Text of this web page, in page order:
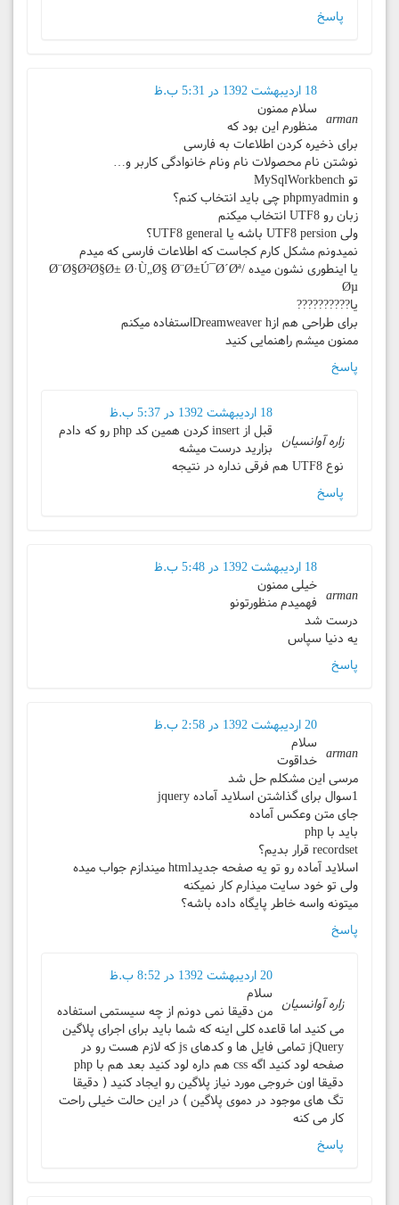
پاسخ
arman
18 اردیبهشت 1392 در 5:31 ب.ظ
سلام ممنون
منظورم این بود که
برای ذخیره کردن اطلاعات به فارسی
نوشتن نام محصولات نام ونام خانوادگی کاربر و…
تو MySqlWorkbench
و phpmyadmin چی باید انتخاب کنم؟
زبان رو UTF8 انتخاب میکنم
ولی UTF8 persion باشه یا UTF8 general؟
نمیدونم مشکل کارم کجاست که اطلاعات فارسی که میدم
یا اینطوری نشون میده Ø¨Ø§Ø²Ø§Ø± Ø·Ù„Ø§ Ø¨Ø±Ú¯Ø´Øª/
Øµ
یا??????????
برای طراحی هم ازDreamweaver hاستفاده میکنم
ممنون میشم راهنمایی کنید
پاسخ
زاره آوانسیان
18 اردیبهشت 1392 در 5:37 ب.ظ
قبل از insert کردن همین کد php رو که دادم
بزارید درست میشه
نوع UTF8 هم فرقی نداره در نتیجه
پاسخ
arman
18 اردیبهشت 1392 در 5:48 ب.ظ
خیلی ممنون
فهمیدم منظورتونو
درست شد
یه دنیا سپاس
پاسخ
arman
20 اردیبهشت 1392 در 2:58 ب.ظ
سلام
خداقوت
مرسی این مشکلم حل شد
1سوال برای گذاشتن اسلاید آماده jquery
جای متن وعکس آماده
باید با php
recordset قرار بدیم؟
اسلاید آماده رو تو یه صفحه جدیدhtml میندازم جواب میده
ولی تو خود سایت میذارم کار نمیکنه
میتونه واسه خاطر پایگاه داده باشه؟
پاسخ
زاره آوانسیان
20 اردیبهشت 1392 در 8:52 ب.ظ
سلام
من دقیقا نمی دونم از چه سیستمی استفاده
می کنید اما قاعده کلی اینه که شما باید برای اجرای پلاگین
jQuery تمامی فایل ها و کدهای js که لازم هست رو در
صفحه لود کنید اگه css هم داره لود کنید بعد هم با php
دقیقا اون خروجی مورد نیاز پلاگین رو ایجاد کنید ( دقیقا
تگ های موجود در دموی پلاگین ) در این حالت خیلی راحت
کار می کنه
پاسخ